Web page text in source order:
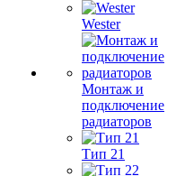
Wester
Монтаж и
подключение
радиаторов
Тип 21